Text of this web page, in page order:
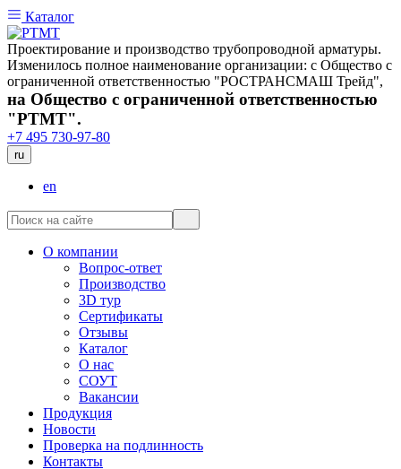
Каталог
Проектирование и производство трубопроводной арматуры.
Изменилось полное наименование организации: с Общество с
ограниченной ответственностью "РОСТРАНСМАШ Трейд",
на Общество с ограниченной ответственностью
"РТМТ".
+7 495 730-97-80
ru
en
О компании
Вопрос-ответ
Производство
3D тур
Сертификаты
Отзывы
Каталог
О нас
СОУТ
Вакансии
Продукция
Новости
Проверка на подлинность
Контакты